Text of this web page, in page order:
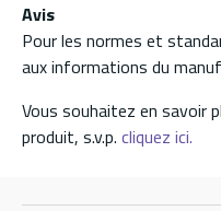
Avis
Pour les normes et
aux informations du
Vous souhaitez en savoir
produit, s.v.p. cliquez ici.